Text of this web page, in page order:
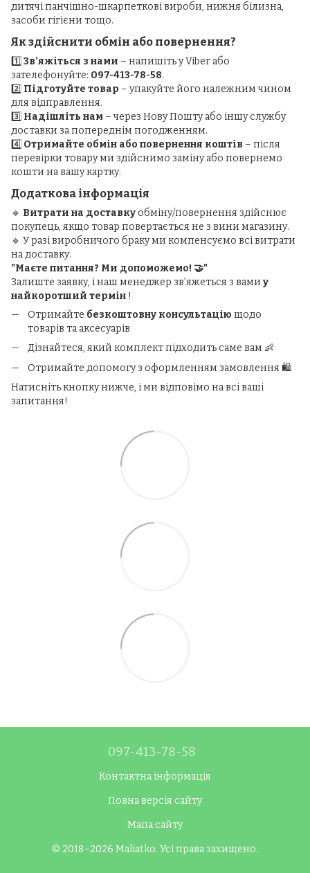
дитячі панчішно-шкарпеткові вироби, нижня білизна,
засоби гігієни тощо.
Як здійснити обмін або повернення?
1️⃣ Зв’яжіться з нами – напишіть у Viber або
зателефонуйте: 097-413-78-58.
2️⃣ Підготуйте товар – упакуйте його належним чином
для відправлення.
3️⃣ Надішліть нам – через Нову Пошту або іншу службу
доставки за попереднім погодженням.
4️⃣ Отримайте обмін або повернення коштів – після
перевірки товару ми здійснимо заміну або повернемо
кошти на вашу картку.
Додаткова інформація
🔹 Витрати на доставкуобміну/повернення здійснює
покупець, якщо товар повертається не з вини магазину.
🔹 У разі виробничого браку ми компенсуємо всі витрати
на доставку.
"Маєте питання? Ми допоможемо! 🤝"
Залиште заявку, і наш менеджер зв’яжеться з вами у
найкоротший термін !
Отримайте безкоштовну консультацію щодо
товарів та аксесуарів
Дізнайтеся, який комплект підходить саме вам 👶
Отримайте допомогу з оформленням замовлення 🛍️
Натисніть кнопку нижче, і ми відповімо на всі ваші
запитання!
097-413-78-58
Контактна інформація
Повна версія сайту
Мапа сайту
© 2018–2026 Maliatko. Усі права захищено.